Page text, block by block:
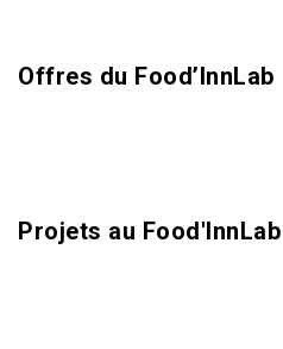
Offres du Food’InnLab
Projets au Food'InnLab